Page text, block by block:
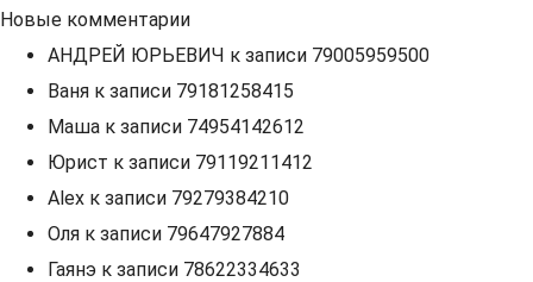
Новые комментарии
АНДРЕЙ ЮРЬЕВИЧ к записи 79005959500
Ваня к записи 79181258415
Маша к записи 74954142612
Юрист к записи 79119211412
Alex к записи 79279384210
Оля к записи 79647927884
Гаянэ к записи 78622334633